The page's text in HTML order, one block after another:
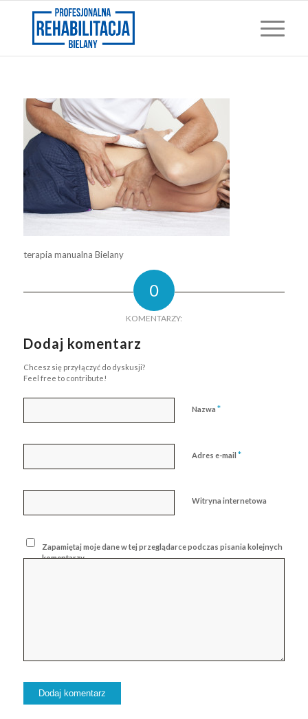
terapia manualna Bielany
0
KOMENTARZY:
Dodaj komentarz
Chcesz się przyłączyć do dyskusji?
Feel free to contribute!
Nazwa *
Adres e-mail *
Witryna internetowa
Zapamiętaj moje dane w tej przeglądarce podczas pisania kolejnych
komentarzy.